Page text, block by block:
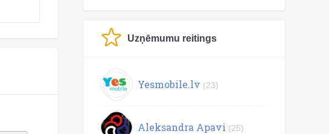
Uzņēmumu reitings
Yesmobile.lv (23)
Aleksandra Apavi (25)